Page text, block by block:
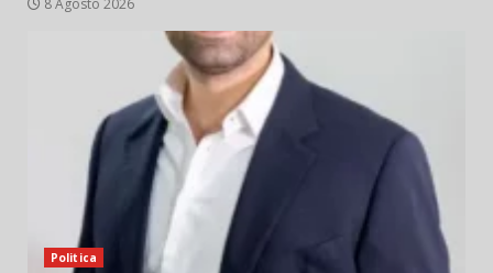
8 Agosto 2026
Politica